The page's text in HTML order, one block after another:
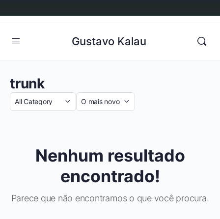
Gustavo Kalau
trunk
Categoria
Sort
Nenhum resultado
encontrado!
Parece que não encontramos o que você procura.